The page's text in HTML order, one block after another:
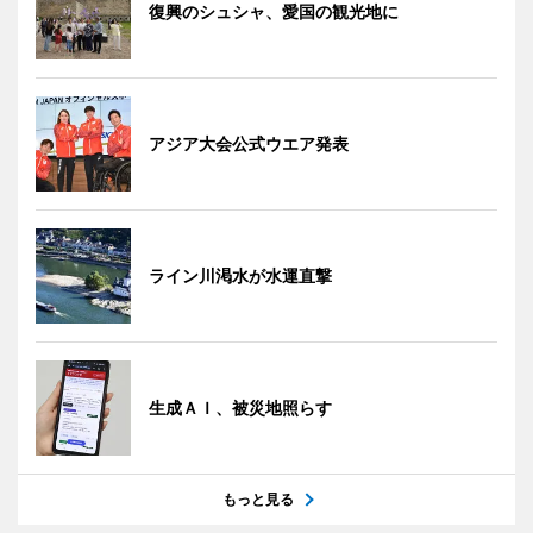
復興のシュシャ、愛国の観光地に
アジア大会公式ウエア発表
ライン川渇水が水運直撃
生成ＡＩ、被災地照らす
もっと見る